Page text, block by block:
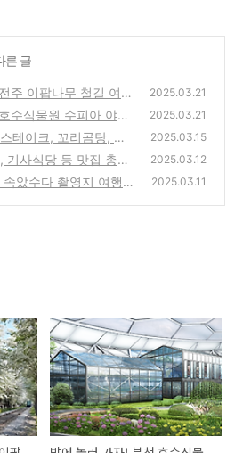
른 글
주 이팝나무 철길 여행 2025.03.21
수식물원 수피아 야간
2025.03.21
테이크, 꼬리곰탕, 우
정리
(0)
2025.03.15
기사식당 등 맛집 총정
2025.03.12
았수다 촬영지 여행 2025.03.11